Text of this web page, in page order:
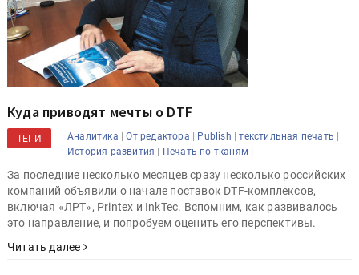
Куда приводят мечты о DTF
ТЕГИ Аналитика |От редактора | Publish |текстильная печать |
История развития | Печать по тканям |
За последние несколько месяцев сразу несколько российских
компаний объявили о начале поставок DTF-комплексов,
включая «ЛРТ», Printex и InkTec. Вспомним, как развивалось
это направление, и попробуем оценить его перспективы.
Читать далее